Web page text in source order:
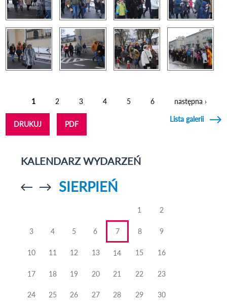
Strony
1 2 3 4 5 6 następna ›
DRUKUJ PDF
Lista galerii
KALENDARZ WYDARZEŃ
Przejdź doPrzejdź do
SIERPIEŃ
1 2
3 4 5 6 7 8 9
10 11 12 13 14 15 16
17 18 19 20 21 22 23
24 25 26 27 28 29 30